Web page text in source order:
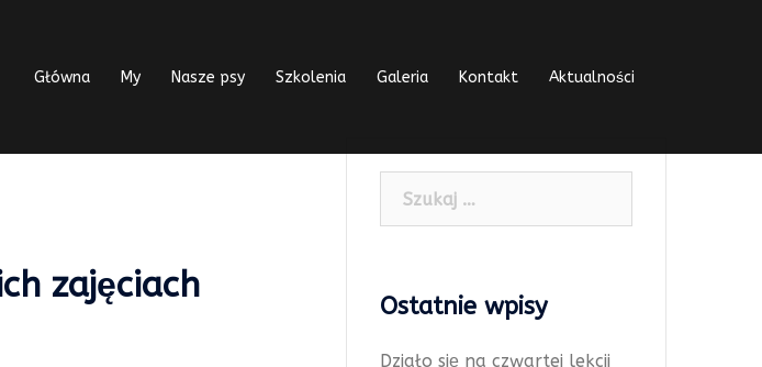
Główna My Nasze psy Szkolenia Galeria Kontakt Aktualności
zajęciach
Ostatnie wpisy
Działo się na czwartej lekcji